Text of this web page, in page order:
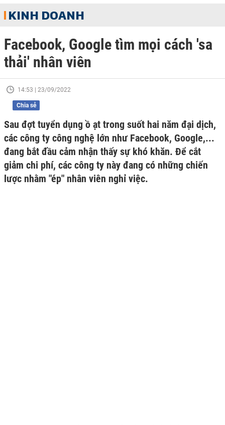
KINH DOANH
Facebook, Google tìm mọi cách 'sa
thải' nhân viên
14:53 | 23/09/2022
Chia sẻ
Sau đợt tuyển dụng ồ ạt trong suốt hai năm đại dịch,
các công ty công nghệ lớn như Facebook, Google,...
đang bắt đầu cảm nhận thấy sự khó khăn. Để cắt
giảm chi phí, các công ty này đang có những chiến
lược nhằm "ép" nhân viên nghỉ việc.